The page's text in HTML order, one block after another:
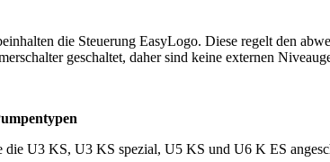
die Steuerung EasyLogo. Diese regelt den
geschaltet, daher sind keine externen
U3 KS, U3 KS spezial, U5 KS und U6 K ES